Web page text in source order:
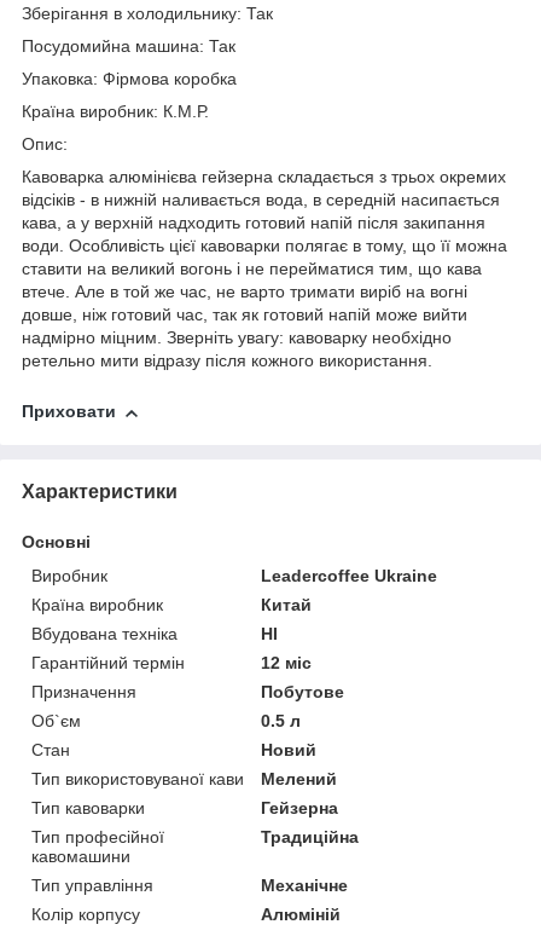
Зберігання в холодильнику: Так
Посудомийна машина: Так
Упаковка: Фірмова коробка
Країна виробник: К.М.Р.
Опис:
Кавоварка алюмінієва гейзерна складається з трьох окремих
відсіків - в нижній наливається вода, в середній насипається
кава, а у верхній надходить готовий напій після закипання
води. Особливість цієї кавоварки полягає в тому, що її можна
ставити на великий вогонь і не перейматися тим, що кава
втече. Але в той же час, не варто тримати виріб на вогні
довше, ніж готовий час, так як готовий напій може вийти
надмірно міцним. Зверніть увагу: кавоварку необхідно
ретельно мити відразу після кожного використання.
Приховати
Характеристики
Основні
Виробник
Leadercoffee Ukraine
Країна виробник
Китай
Вбудована техніка
НІ
Гарантійний термін
12 міс
Призначення
Побутове
Об`єм
0.5 л
Стан
Новий
Тип використовуваної кави
Мелений
Тип кавоварки
Гейзерна
Тип професійної
кавомашини
Традиційна
Тип управління
Механічне
Колір корпусу
Алюміній